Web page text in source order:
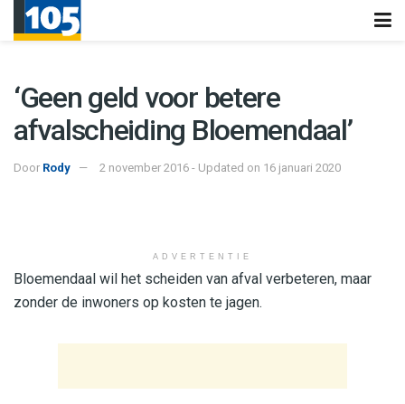
‘Geen geld voor betere
afvalscheiding Bloemendaal’
Door Rody 2 november 2016 - Updated on 16 januari 2020
ADVERTENTIE
Bloemendaal wil het scheiden van afval verbeteren, maar
zonder de inwoners op kosten te jagen.